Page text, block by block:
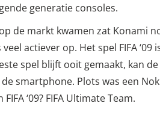
generatie consoles.
de markt kwamen zat Konami
actiever op. Het spel FIFA
spel blijft ooit gemaakt, kan
smartphone. Plots was een
‘09? FIFA Ultimate Team.